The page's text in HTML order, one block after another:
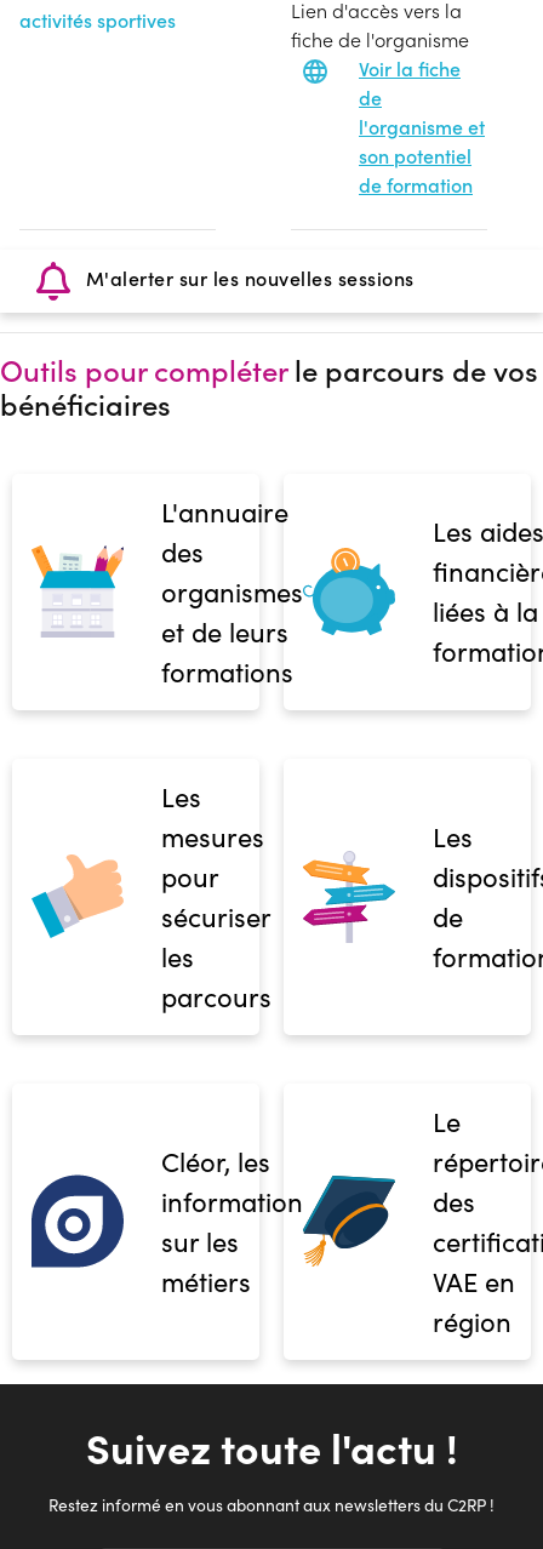
activités sportives
Lien d'accès vers la
fiche de l'organisme
Voir la fiche
de
l'organisme et
son potentiel
de formation
M'alerter sur les nouvelles sessions
Outils pour compléterle parcours de vos
bénéficiaires
L'annuaire
des
organismes
et de leurs
formations
Les aides
liées à la
Les
mesures
pour
sécuriser
les
parcours
Les
de
Cléor, les
informations
sur les
métiers
Le
des
VAE en
région
Suivez toute l'actu !
Restez informé en vous abonnant aux newsletters du C2RP !